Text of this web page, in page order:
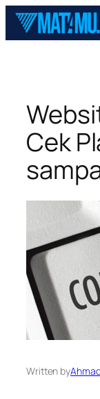
Skip
content
Cek
Written by